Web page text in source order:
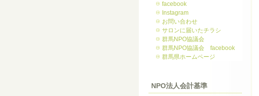
facebook
Instagram
お問い合わせ
サロンに届いたチラシ
群馬NPO協議会
群馬NPO協議会 facebook
群馬県ホームページ
NPO法人会計基準